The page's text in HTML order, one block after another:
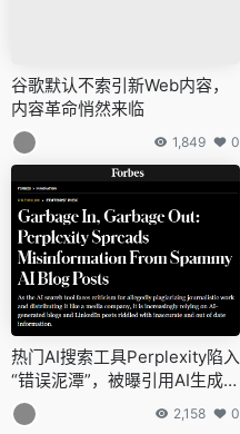
谷歌默认不索引新Web内容，
内容革命悄然来临
1,849 0
热门AI搜索工具Perplexity陷入
“错误泥潭”，被曝引用AI生成垃
圾信息
2,158 0